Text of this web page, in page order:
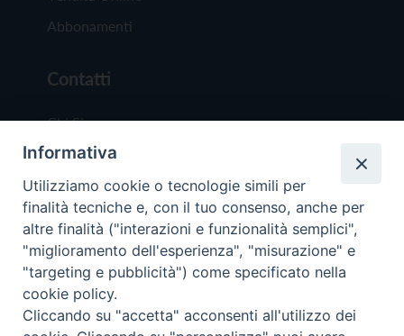
Abbonamenti
Contatti
Chi Siamo
Redazione
Scrivici
Copyright © 2019 - Tutti i diritti riservati - Vita
Trentina Editrice
Informativa
Utilizziamo cookie o tecnologie simili per
finalità tecniche e, con il tuo consenso, anche per
altre finalità ("interazioni e funzionalità semplici",
"miglioramento dell'esperienza", "misurazione" e
"targeting e pubblicità") come specificato nella
cookie policy.
Cliccando su "accetta" acconsenti all'utilizzo dei